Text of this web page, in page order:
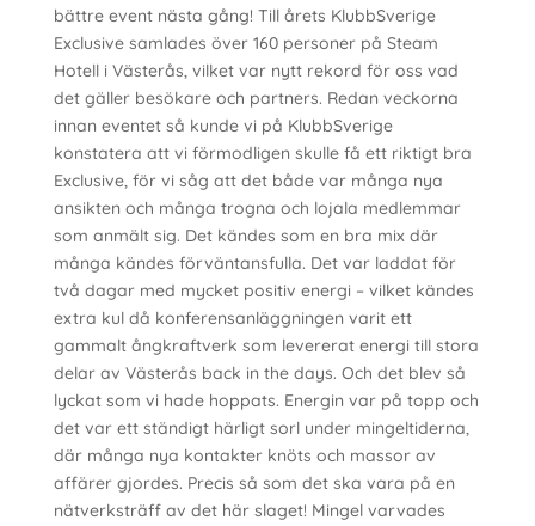
bättre event nästa gång! Till årets KlubbSverige
Exclusive samlades över 160 personer på Steam
Hotell i Västerås, vilket var nytt rekord för oss vad
det gäller besökare och partners. Redan veckorna
innan eventet så kunde vi på KlubbSverige
konstatera att vi förmodligen skulle få ett riktigt bra
Exclusive, för vi såg att det både var många nya
ansikten och många trogna och lojala medlemmar
som anmält sig. Det kändes som en bra mix där
många kändes förväntansfulla. Det var laddat för
två dagar med mycket positiv energi – vilket kändes
extra kul då konferensanläggningen varit ett
gammalt ångkraftverk som levererat energi till stora
delar av Västerås back in the days. Och det blev så
lyckat som vi hade hoppats. Energin var på topp och
det var ett ständigt härligt sorl under mingeltiderna,
där många nya kontakter knöts och massor av
affärer gjordes. Precis så som det ska vara på en
nätverksträff av det här slaget! Mingel varvades